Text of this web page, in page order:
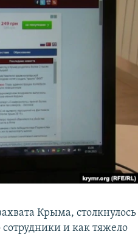
Крыма, столкнулось
и как тяжело